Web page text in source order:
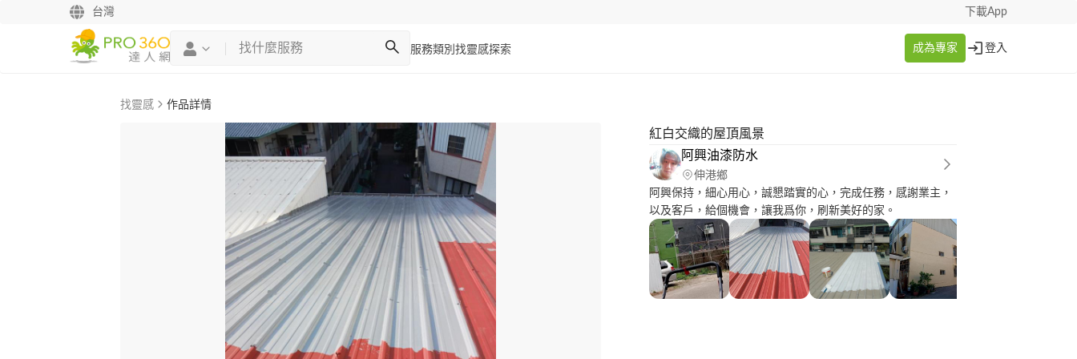
台灣 下載App
服務類別 找靈感探索 成為專家 登入
找靈感 作品詳情
紅白交織的屋頂風景
阿興油漆防水
伸港鄉
阿興保持，細心用心，誠懇踏實的心，完成任務，感謝業主，
以及客戶，給個機會，讓我爲你，刷新美好的家。